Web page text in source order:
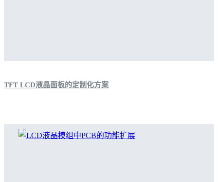
TFT LCD液晶面板的定制化方案